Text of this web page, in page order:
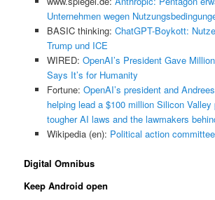
Unternehmen wegen
BASIC thinking: ChatGPT-Boykott:
Trump und ICE
WIRED: OpenAI’s President Gave
Says It’s for Humanity
Fortune: OpenAI’s president and
helping lead a $100 million Silicon
tougher AI laws and the lawmakers
Wikipedia (en): Political action committee
Digital Omnibus
Keep Android open